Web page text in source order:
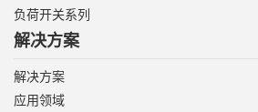
负荷开关系列
解决方案
解决方案
应用领域